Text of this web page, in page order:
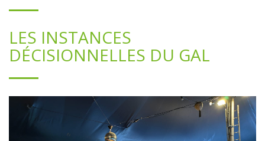
LES INSTANCES
DÉCISIONNELLES DU GAL